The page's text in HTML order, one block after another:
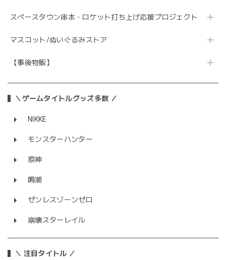
スペースタウン串本・ロケット打ち上げ応援プロジェクト
マスコット/ぬいぐるみストア
【事後物販】
＼ゲームタイトルグッズ多数 ／
NIKKE
モンスターハンター
原神
鳴潮
ゼンレスゾーンゼロ
崩壊スターレイル
＼ 注目タイトル ／